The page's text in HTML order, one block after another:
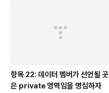
항목 22: 데이터 멤버가 선언될 곳
은 private 영역임을 명심하자